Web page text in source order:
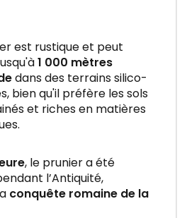
est rustique et peut
1 000 mètres
dans des terrains silico-
bien qu'il préfère les sols
et riches en matières
, le prunier a été
l’Antiquité,
conquête romaine de la